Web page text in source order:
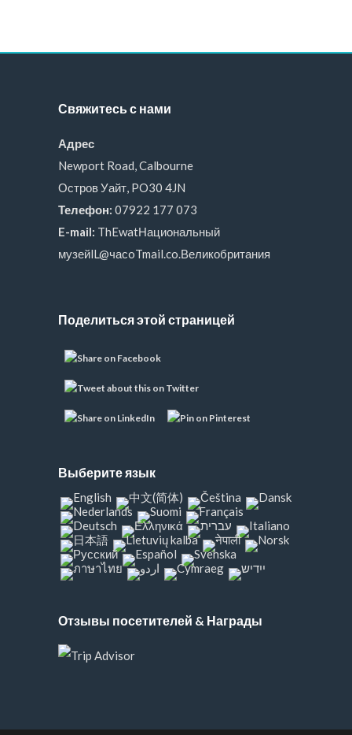
Свяжитесь с нами
Адрес
Newport Road, Calbourne
Остров Уайт, PO30 4JN
Телефон: 07922 177 073
E-mail: ThEwatНациональный
музейlL@часoTmail.co.Великобритания
Поделиться этой страницей
Выберите язык
Отзывы посетителей & Награды